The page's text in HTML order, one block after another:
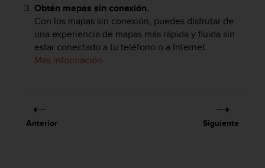
Obtén mapas sin conexión.
Con los mapas sin conexión, puedes disfrutar de
una experiencia de mapas más rápida y fluida sin
estar conectado a tu teléfono o a Internet.
Más información
Anterior Siguiente